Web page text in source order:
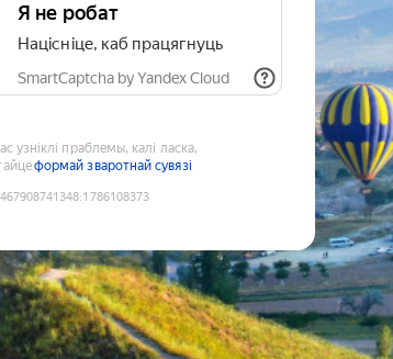
Я не робат
Націсніце, каб працягнуць
SmartCaptcha by Yandex Cloud
узніклі праблемы, калі ласка,
формай зваротнай сувязі
:1786108373